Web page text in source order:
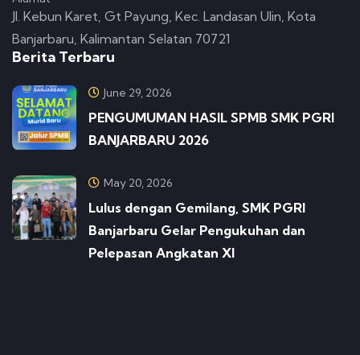
Jl. Kebun Karet, Gt Payung, Kec. Landasan Ulin, Kota
Banjarbaru, Kalimantan Selatan 70721
Berita Terbaru
June 29, 2026
PENGUMUMAN HASIL SPMB SMK PGRI
BANJARBARU 2026
May 20, 2026
Lulus dengan Gemilang, SMK PGRI
Banjarbaru Gelar Pengukuhan dan
Pelepasan Angkatan XI